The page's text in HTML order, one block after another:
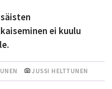
ei kuulu
JUSSI HELTTUNEN